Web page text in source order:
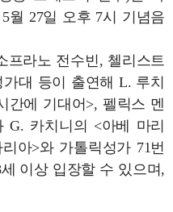
월 27일 오후 7시 기념음
프라노 전수빈, 첼리스트
가대 등이 출연해 L. 루치
간에 기대어>, 펠릭스 멘
G. 카치니의 <아베 마리
아>와 가톨릭성가 71번
이상 입장할 수 있으며,